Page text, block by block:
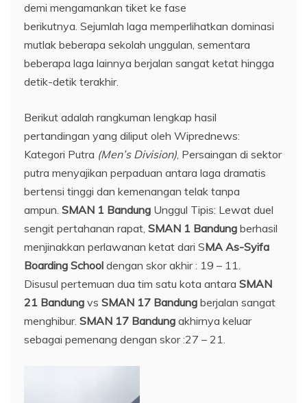
demi mengamankan tiket ke fase
berikutnya. Sejumlah laga memperlihatkan dominasi
mutlak beberapa sekolah unggulan, sementara
beberapa laga lainnya berjalan sangat ketat hingga
detik-detik terakhir.
Berikut adalah rangkuman lengkap hasil
pertandingan yang diliput oleh Wiprednews:
Kategori Putra (Men’s Division), Persaingan di sektor
putra menyajikan perpaduan antara laga dramatis
bertensi tinggi dan kemenangan telak tanpa
ampun. SMAN 1 Bandung Unggul Tipis: Lewat duel
sengit pertahanan rapat, SMAN 1 Bandung berhasil
menjinakkan perlawanan ketat dari SMA As-Syifa
Boarding School dengan skor akhir : 19 – 11.
Disusul pertemuan dua tim satu kota antara SMAN
21 Bandung vs SMAN 17 Bandung berjalan sangat
menghibur. SMAN 17 Bandung akhirnya keluar
sebagai pemenang dengan skor :27 – 21.